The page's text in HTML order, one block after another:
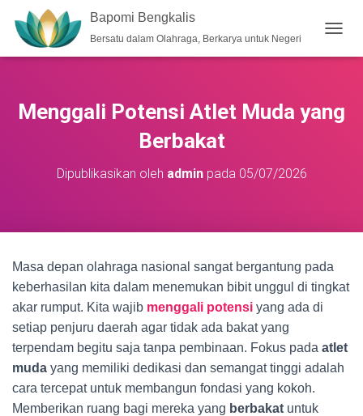
Bapomi Bengkalis
Bersatu dalam Olahraga, Berkarya untuk Negeri
O
E
Menggali Potensi Atlet Muda yang
Berbakat
Dipublikasikan oleh adminpada 05/07/2026
Masa depan olahraga nasional sangat bergantung pada
keberhasilan kita dalam menemukan bibit unggul di tingkat
akar rumput. Kita wajib menggali potensi yang ada di
setiap penjuru daerah agar tidak ada bakat yang
terpendam begitu saja tanpa pembinaan. Fokus pada atlet
muda yang memiliki dedikasi dan semangat tinggi adalah
cara tercepat untuk membangun fondasi yang kokoh.
Memberikan ruang bagi mereka yang berbakat untuk